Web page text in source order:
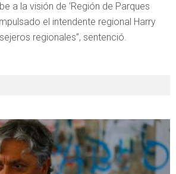
a la visión de ‘Región de Parques
el intendente regional Harry
regionales”, sentenció.